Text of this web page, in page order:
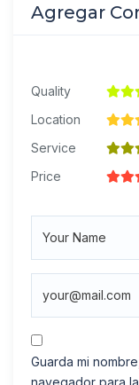
Agregar
Quality
Location
Service
Price
Guarda mi
navegador para